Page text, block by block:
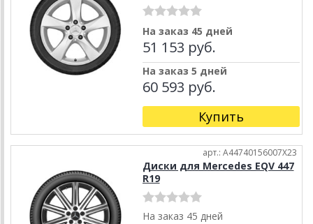
На заказ 45 дней
51 153 руб.
На заказ 5 дней
60 593 руб.
Купить
арт.: A44740156007X23
Диски для Mercedes EQV 447
R19
На заказ 45 дней